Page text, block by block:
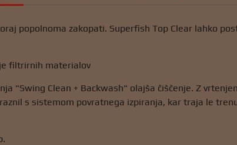
popolnoma zakopati. Superfish Top Clear lahko
filtrirnih materialov
"Swing Clean + Backwash" olajša čiščenje. Z
s sistemom povratnega izpiranja, kar traja le